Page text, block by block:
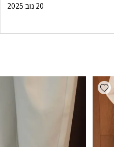
20 נוב 2025
Add wishlist